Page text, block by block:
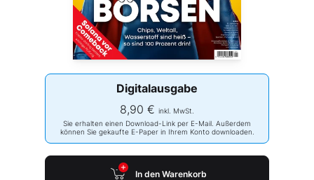
Digitalausgabe
8,90 € inkl. MwSt.
Sie erhalten einen Download-Link per E-Mail. Außerdem
können Sie gekaufte E-Paper in Ihrem Konto downloaden.
In den Warenkorb